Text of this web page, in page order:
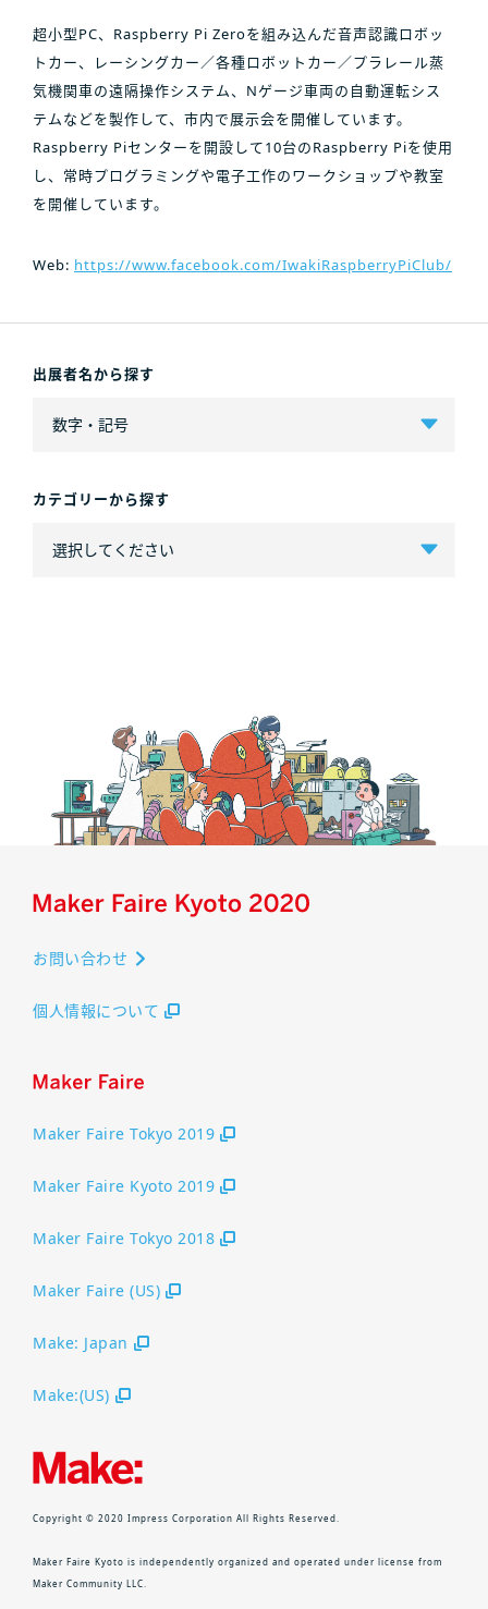
超小型PC、Raspberry Pi Zeroを組み込んだ音声認識ロボッ
トカー、レーシングカー／各種ロボットカー／プラレール蒸
気機関車の遠隔操作システム、Nゲージ車両の自動運転シス
テムなどを製作して、市内で展示会を開催しています。
Raspberry Piセンターを開設して10台のRaspberry Piを使用
し、常時プログラミングや電子工作のワークショップや教室
を開催しています。
Web: https://www.facebook.com/IwakiRaspberryPiClub/
出展者名から探す
カテゴリーから探す
お問い合わせ
個人情報について
Maker Faire Tokyo 2019
Maker Faire Kyoto 2019
Maker Faire Tokyo 2018
Maker Faire (US)
Make: Japan
Make:(US)
Copyright © 2020 Impress Corporation All Rights Reserved.
Maker Faire Kyoto is independently organized and operated under license from
Maker Community LLC.